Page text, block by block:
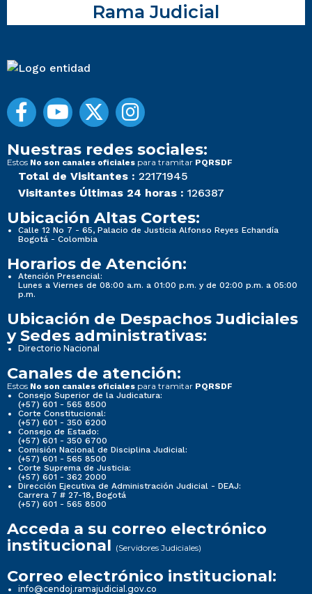
Rama Judicial
Nuestras redes sociales:
Estos No son canales oficiales para tramitar PQRSDF
Total de Visitantes : 22171945
Visitantes Últimas 24 horas : 126387
Ubicación Altas Cortes:
Calle 12 No 7 - 65, Palacio de Justicia Alfonso Reyes Echandía
Bogotá - Colombia
Horarios de Atención:
Atención Presencial:
Lunes a Viernes de 08:00 a.m. a 01:00 p.m. y de 02:00 p.m. a 05:00
p.m.
Ubicación de Despachos Judiciales
y Sedes administrativas:
Directorio Nacional
Canales de atención:
Estos No son canales oficiales para tramitar PQRSDF
Consejo Superior de la Judicatura:
(+57) 601 - 565 8500
Corte Constitucional:
(+57) 601 - 350 6200
Consejo de Estado:
(+57) 601 - 350 6700
Comisión Nacional de Disciplina Judicial:
(+57) 601 - 565 8500
Corte Suprema de Justicia:
(+57) 601 - 362 2000
Dirección Ejecutiva de Administración Judicial - DEAJ:
Carrera 7 # 27-18, Bogotá
(+57) 601 - 565 8500
Acceda a su correo electrónico
institucional (Servidores Judiciales)
Correo electrónico institucional:
info@cendoj.ramajudicial.gov.co